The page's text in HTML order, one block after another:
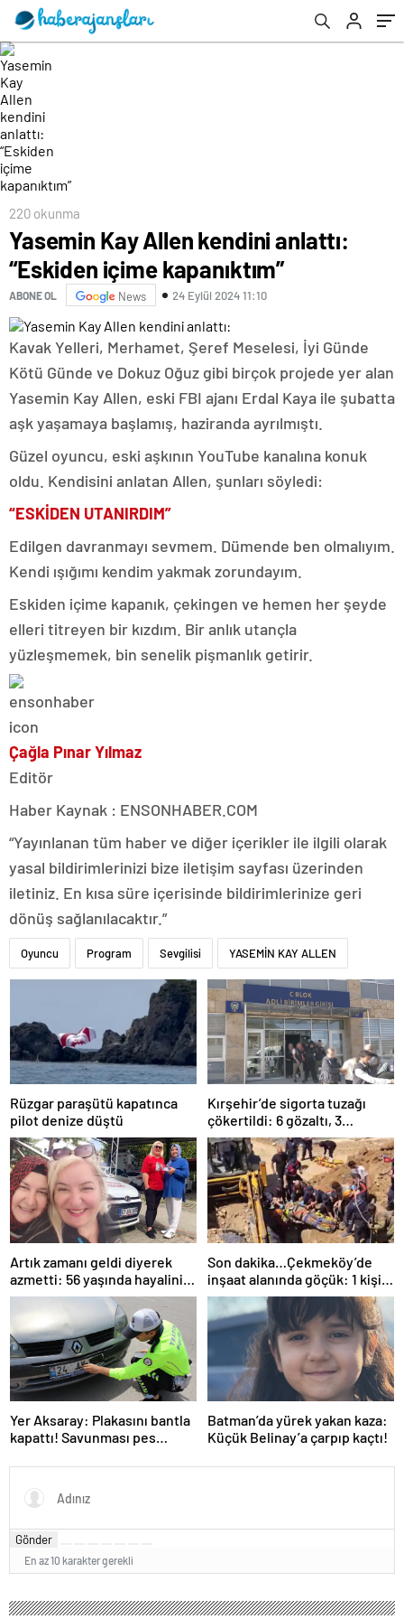
220 okunma
Yasemin Kay Allen kendini anlattı:
“Eskiden içime kapanıktım”
ABONE OL News 24 Eylül 2024 11:10
Kavak Yelleri, Merhamet, Şeref Meselesi, İyi Günde
Kötü Günde ve Dokuz Oğuz gibi birçok projede yer alan
Yasemin Kay Allen, eski FBI ajanı Erdal Kaya ile şubatta
aşk yaşamaya başlamış, haziranda ayrılmıştı.
Güzel oyuncu, eski aşkının YouTube kanalına konuk
oldu. Kendisini anlatan Allen, şunları söyledi:
“ESKİDEN UTANIRDIM”
Edilgen davranmayı sevmem. Dümende ben olmalıyım.
Kendi ışığımı kendim yakmak zorundayım.
Eskiden içime kapanık, çekingen ve hemen her şeyde
elleri titreyen bir kızdım. Bir anlık utançla
yüzleşmemek, bin senelik pişmanlık getirir.
Çağla Pınar Yılmaz
Editör
Haber Kaynak : ENSONHABER.COM
“Yayınlanan tüm haber ve diğer içerikler ile ilgili olarak
yasal bildirimlerinizi bize iletişim sayfası üzerinden
iletiniz. En kısa süre içerisinde bildirimlerinize geri
dönüş sağlanılacaktır.”
Oyuncu Program Sevgilisi YASEMİN KAY ALLEN
Rüzgar paraşütü kapatınca
pilot denize düştü
Kırşehir’de sigorta tuzağı
çökertildi: 6 gözaltı, 3
tutuklama
Artık zamanı geldi diyerek
azmetti: 56 yaşında hayalini
kurduğu ehliyete kavuştu
Son dakika…Çekmeköy’de
inşaat alanında göçük: 1 kişi
hayatını kaybetti
Yer Aksaray: Plakasını bantla
kapattı! Savunması pes
Batman’da yürek yakan kaza:
Küçük Belinay’a çarpıp kaçtı!
Gönder
En az 10 karakter gerekli